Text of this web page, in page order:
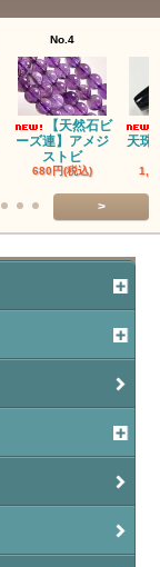
No.4
【天然石ビ
ーズ連】アメジ
ストビ
680円(税込)
天珠
>